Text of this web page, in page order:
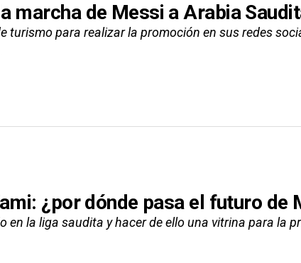
marcha de Messi a Arabia
turismo para realizar la promoción en sus redes
¿por dónde pasa el futuro de
en la liga saudita y hacer de ello una vitrina para la